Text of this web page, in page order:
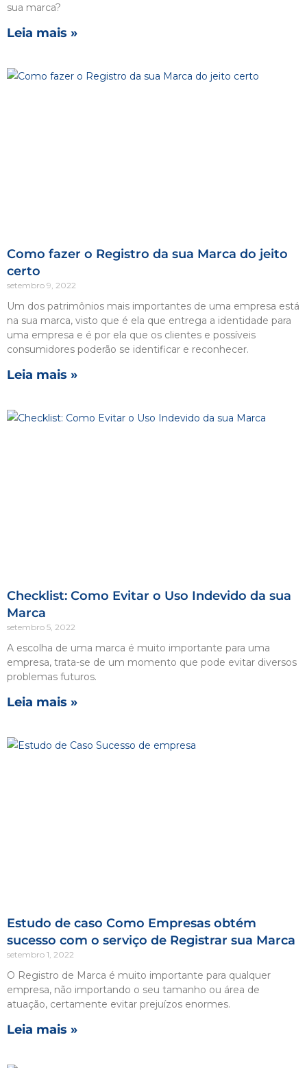
sua marca?
Leia mais »
Como fazer o Registro da sua Marca do jeito
certo
setembro 9, 2022
Um dos patrimônios mais importantes de uma empresa está
na sua marca, visto que é ela que entrega a identidade para
uma empresa e é por ela que os clientes e possíveis
consumidores poderão se identificar e reconhecer.
Leia mais »
Checklist: Como Evitar o Uso Indevido da sua
Marca
setembro 5, 2022
A escolha de uma marca é muito importante para uma
empresa, trata-se de um momento que pode evitar diversos
problemas futuros.
Leia mais »
Estudo de caso Como Empresas obtém
sucesso com o serviço de Registrar sua Marca
setembro 1, 2022
O Registro de Marca é muito importante para qualquer
empresa, não importando o seu tamanho ou área de
atuação, certamente evitar prejuízos enormes.
Leia mais »